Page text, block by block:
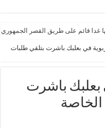
غدا قائم على طريق القصر الجمهوري
في بعلبك باشرت بتلقي طلبات
بعلبك باشرت
الخاصة